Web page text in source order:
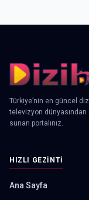
Türkiye’nin en güncel
televizyon
sunan portalınız.
HIZLI GEZINTI
Ana Sayfa